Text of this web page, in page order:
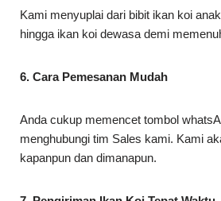
Kami menyuplai dari bibit ikan koi
hingga ikan koi dewasa demi
6. Cara Pemesanan Mudah
Anda cukup memencet tombol
menghubungi tim Sales kami. Kami
kapanpun dan dimanapun.